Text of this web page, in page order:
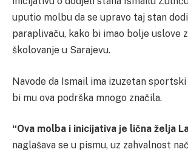
uputio molbu da se upravo taj stan
paraplivaču, kako bi imao bolje uslove
školovanje u Sarajevu.
Navode da Ismail ima izuzetan
bi mu ova podrška mnogo značila.
“Ova molba i inicijativa je lična želja
naglašava se u pismu, uz zahvalnost